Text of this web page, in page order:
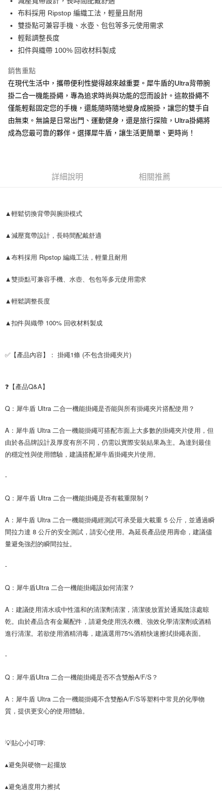
【關於「AFTEE先享後付」】
AFTEE先享後付是「在收到商品之後才付款」的支付方式。 讓您購物簡單
便利好安心！
１．簡單：不需註冊會員、不需綁卡、不需儲值。
２．便利：只要手機號碼，簡訊認證，即可結帳。
３．安心：先確認商品／服務後，再付款。
【「AFTEE先享後付」結帳流程】
１．於結帳方式選擇「AFTEE先享後付」後，將跳轉至「AFTEE先享後付」
結帳頁面，進行簡訊認證並確認金額後，即可完成結帳。
２．訂單成立數日內，您將收到繳費通知簡訊。
ATM／網路銀行／等多元方式進行付款，方視為交易完成。
※ 請注意：結帳手續完成當下不需立刻繳費，但若您需要取消訂單，請聯絡
購買商品的店家。未經商家同意取消之訂單仍視為有效，需透過AFTEE先享
後付繳納相關費用。
權轉讓予恩沛科技股份有限公司。
２．關於個人資料處理事宜，請瀏覽以下網址：
３．未成年的使用者請事先徵得法定代理人或監護人之同意方可使用
任。
４．使用「AFTEE先享後付」時，將依據個別帳號之用戶狀況，依本公司即
請求用戶進行身份認證。
恩沛科技股份有限公司將有權停止該用戶之使用額度並採取法律行動。
ATM付款
運送方式
全家取貨付款
付款後全家取貨
每筆NT$60，滿NT$499(含以上)免運費
7-11取貨付款
每筆NT$60，滿NT$499(含以上)免運費
布料採用 Ripstop 編織工法，輕量且耐用
雙掛點可兼容手機、水壺、包包等多元使用需求
輕鬆調整長度
扣件與織帶 100% 回收材料製成
銷售重點
在現代生活中，攜帶便利性變得越來越重要。犀牛盾的Ultra背帶腕
掛二合一機能掛繩，專為追求時尚與功能的您而設計。這款掛繩不
僅能輕鬆固定您的手機，還能隨時隨地變身成腕掛，讓您的雙手自
由無束。無論是日常出門、運動健身，還是旅行探險，Ultra掛繩將
成為您最可靠的夥伴。選擇犀牛盾，讓生活更簡單、更時尚！
詳細說明 相關推薦
▲輕鬆切換背帶與腕掛模式
▲減壓寬帶設計，長時間配戴舒適
▲布料採用 Ripstop 編織工法，輕量且耐用
▲雙掛點可兼容手機、水壺、包包等多元使用需求
▲輕鬆調整長度
▲扣件與織帶 100% 回收材料製成
✅【產品內容】： 掛繩1條 (不包含掛繩夾片)
❓【產品Q&A】
Q：犀牛盾 Ultra 二合一機能掛繩是否能與所有掛繩夾片搭配使用？
A：犀牛盾 Ultra 二合一機能掛繩可搭配市面上大多數的掛繩夾片使用，但
由於各品牌設計及厚度有所不同，仍需以實際安裝結果為主。為達到最佳
的穩定性與使用體驗，建議搭配犀牛盾掛繩夾片使用。
-
Q：犀牛盾 Ultra 二合一機能掛繩是否有載重限制？
A：犀牛盾 Ultra 二合一機能掛繩經測試可承受最大載重 5 公斤，並通過瞬
間拉力達 8 公斤的安全測試，請安心使用。為延長產品使用壽命，建議儘
量避免強烈的瞬間拉扯。
-
Q：犀牛盾Ultra 二合一機能掛繩該如何清潔？
A：建議使用清水或中性溫和的清潔劑清潔，清潔後放置於通風陰涼處晾
乾。由於產品含有金屬配件，請避免使用洗衣機、強效化學清潔劑或酒精
進行清潔。若欲使用酒精消毒，建議選用75%酒精快速擦拭掛繩表面。
-
Q：犀牛盾Ultra 二合一機能掛繩是否不含雙酚A/F/S？
A：犀牛盾 Ultra 二合一機能掛繩不含雙酚A/F/S等塑料中常見的化學物
質，提供更安心的使用體驗。
💡貼心小叮嚀:
▴避免與硬物一起擺放
▴避免過度用力擦拭